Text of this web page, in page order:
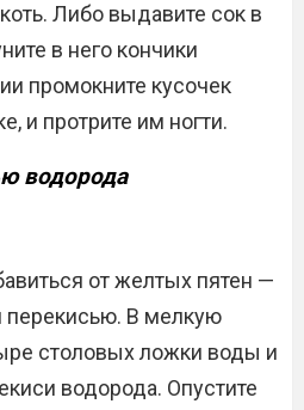
Либо выдавите сок в
в него кончики
промокните кусочек
и протрите им ногти.
водорода
от желтых пятен —
перекисью. В мелкую
столовых ложки воды и
водорода. Опустите